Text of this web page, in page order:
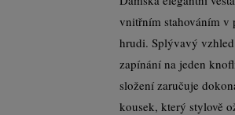
vnitřním stahováním v
hrudi. Splývavý
zapínání na jeden
složení zaručuje
kousek, který stylově